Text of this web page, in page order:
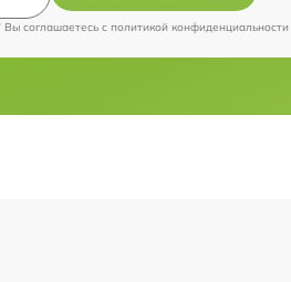
Вы соглашаетесь c политикой конфиденциальности